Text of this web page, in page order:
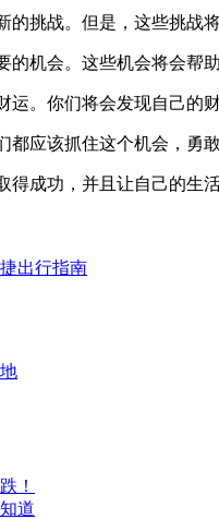
的挑战。但是，这些挑
的机会。这些机会将会帮
。你们将会发现自己的
应该抓住这个机会，勇
成功，并且让自己的生
出行指南
！
道